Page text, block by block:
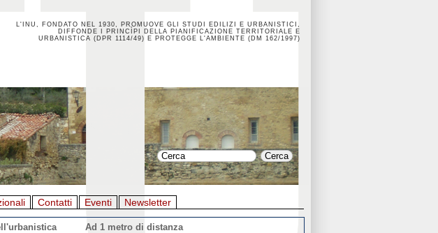
L'INU, FONDATO NEL 1930, PROMUOVE GLI STUDI EDILIZI E URBANISTICI,
DIFFONDE I PRINCÌPI DELLA PIANIFICAZIONE TERRITORIALE E
URBANISTICA (DPR 1114/49) E PROTEGGE L'AMBIENTE (DM 162/1997)
Contatti Eventi Newsletter
Ad 1 metro di distanza